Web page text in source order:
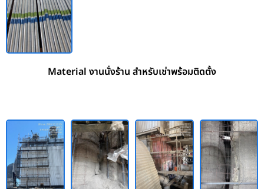
Material งานนั่งร้าน สำหรับเช่าพร้อมติดตั้ง